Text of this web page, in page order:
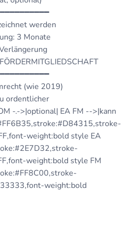
werden
3 Monate
(wie 2019)
ordentlicher
-.->|optional| EA FM -->|kann
weight:bold style EA
weight:bold style FM
weight:bold